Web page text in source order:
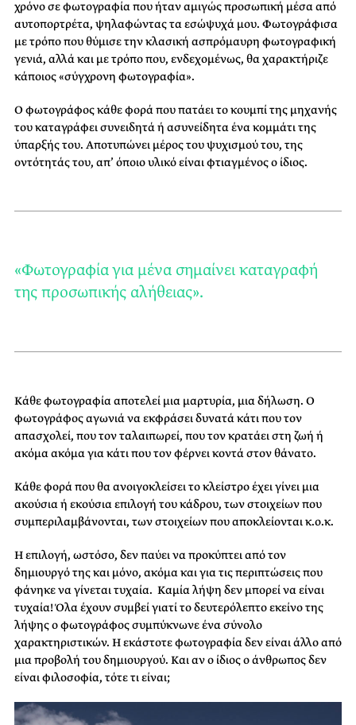
χρόνο σε φωτογραφία που ήταν αμιγώς προσωπική μέσα από
αυτοπορτρέτα, ψηλαφώντας τα εσώψυχά μου. Φωτογράφισα
με τρόπο που θύμισε την κλασική ασπρόμαυρη φωτογραφική
γενιά, αλλά και με τρόπο που, ενδεχομένως, θα χαρακτήριζε
κάποιος «σύγχρονη φωτογραφία».
Ο φωτογράφος κάθε φορά που πατάει το κουμπί της μηχανής
του καταγράφει συνειδητά ή ασυνείδητα ένα κομμάτι της
ύπαρξής του. Αποτυπώνει μέρος του ψυχισμού του, της
οντότητάς του, απ’ όποιο υλικό είναι φτιαγμένος ο ίδιος.
«Φωτογραφία για μένα σημαίνει καταγραφή
της προσωπικής αλήθειας».
Κάθε φωτογραφία αποτελεί μια μαρτυρία, μια δήλωση. Ο
φωτογράφος αγωνιά να εκφράσει δυνατά κάτι που τον
απασχολεί, που τον ταλαιπωρεί, που τον κρατάει στη ζωή ή
ακόμα ακόμα για κάτι που τον φέρνει κοντά στον θάνατο.
Κάθε φορά που θα ανοιγοκλείσει το κλείστρο έχει γίνει μια
ακούσια ή εκούσια επιλογή του κάδρου, των στοιχείων που
συμπεριλαμβάνονται, των στοιχείων που αποκλείονται κ.ο.κ.
Η επιλογή, ωστόσο, δεν παύει να προκύπτει από τον
δημιουργό της και μόνο, ακόμα και για τις περιπτώσεις που
φάνηκε να γίνεται τυχαία. Καμία λήψη δεν μπορεί να είναι
τυχαία! Όλα έχουν συμβεί γιατί το δευτερόλεπτο εκείνο της
λήψης ο φωτογράφος συμπύκνωνε ένα σύνολο
χαρακτηριστικών. Η εκάστοτε φωτογραφία δεν είναι άλλο από
μια προβολή του δημιουργού. Και αν ο ίδιος ο άνθρωπος δεν
είναι φιλοσοφία, τότε τι είναι;